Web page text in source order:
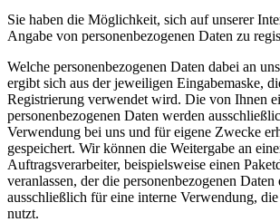
Sie haben die Möglichkeit, sich auf unserer
Angabe von personenbezogenen Daten zu
Welche personenbezogenen Daten dabei an
ergibt sich aus der jeweiligen Eingabemaske,
Registrierung verwendet wird. Die von Ihnen
personenbezogenen Daten werden
Verwendung bei uns und für eigene Zwecke
gespeichert. Wir können die Weitergabe an
Auftragsverarbeiter, beispielsweise einen
veranlassen, der die personenbezogenen Daten
ausschließlich für eine interne Verwendung,
nutzt.